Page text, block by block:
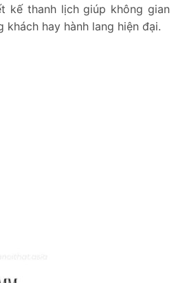
kế thanh lịch giúp không gian
hay hành lang hiện đại.